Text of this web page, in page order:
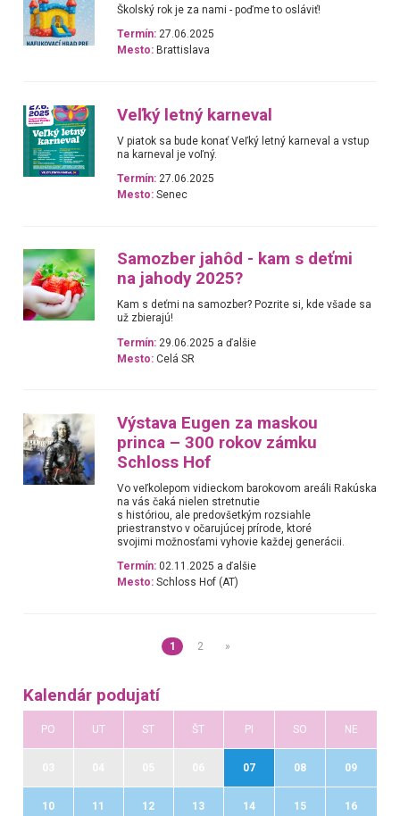
Školský rok je za nami - poďme to osláviť!
Termín: 27.06.2025
Mesto: Brattislava
Veľký letný karneval
V piatok sa bude konať Veľký letný karneval a vstup
na karneval je voľný.
Termín: 27.06.2025
Mesto: Senec
Samozber jahôd - kam s deťmi
na jahody 2025?
Kam s deťmi na samozber? Pozrite si, kde všade sa
už zbierajú!
Termín: 29.06.2025 a ďalšie
Mesto: Celá SR
Výstava Eugen za maskou
princa – 300 rokov zámku
Schloss Hof
Vo veľkolepom vidieckom barokovom areáli Rakúska
na vás čaká nielen stretnutie
s históriou, ale predovšetkým rozsiahle
priestranstvo v očarujúcej prírode, ktoré
svojimi možnosťami vyhovie každej generácii.
Termín: 02.11.2025 a ďalšie
Mesto: Schloss Hof (AT)
1 2 »
Kalendár podujatí
PO UT ST ŠT PI SO NE
07 08 09
10 11 12 13 14 15 16